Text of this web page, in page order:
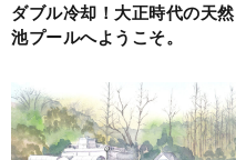
ダブル冷却！大正時代の天然
池プールへようこそ。